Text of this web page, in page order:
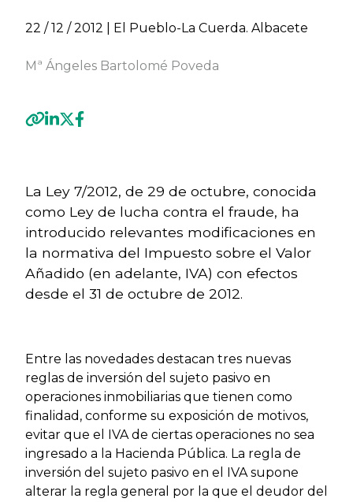
22 / 12 / 2012 | El Pueblo-La Cuerda. Albacete
Mª Ángeles Bartolomé Poveda
La Ley 7/2012, de 29 de octubre, conocida
como Ley de lucha contra el fraude, ha
introducido relevantes modificaciones en
la normativa del Impuesto sobre el Valor
Añadido (en adelante, IVA) con efectos
desde el 31 de octubre de 2012.
Entre las novedades destacan tres nuevas
reglas de inversión del sujeto pasivo en
operaciones inmobiliarias que tienen como
finalidad, conforme su exposición de motivos,
evitar que el IVA de ciertas operaciones no sea
ingresado a la Hacienda Pública. La regla de
inversión del sujeto pasivo en el IVA supone
alterar la regla general por la que el deudor del